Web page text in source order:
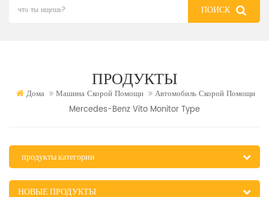
ПРОДУКТЫ
Дома Машина Скорой Помощи
Автомобиль Скорой Помощи
Mercedes-Benz Vito Monitor Type
продукты категории
НОВЫЕ ПРОДУКТЫ